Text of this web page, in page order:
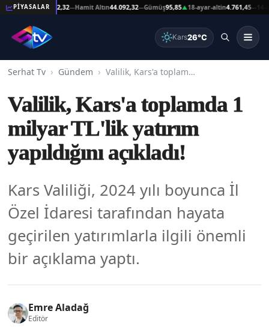
PİYASALAR
Altın44.092,32 —Hamit Altın44.092,32—Gümüş95,85▲18-ayar-altin4.761,45—14-
Kars26°C
Serhat Tv Gündem Valilik, Kars'a toplamda 1 milyar TL'lik yatırım yapıldığını açıkladı!
Valilik, Kars'a toplamda 1
milyar TL'lik yatırım
yapıldığını açıkladı!
Kars Valiliği, 2024 yılı boyunca İl
Özel İdaresi tarafından hayata
geçirilen yatırımlarla ilgili önemli
bir açıklama yaptı.
Emre Aladağ
Editör